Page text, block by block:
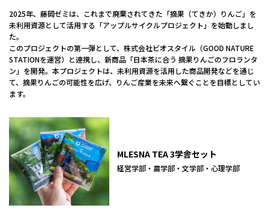
2025年、藤岡ゼミは、これまで廃棄されてきた「摘果（てきか）りんご」を
未利用資源として活用する「アップルサイクルプロジェクト」を始動しまし
た。
このプロジェクトの第一弾として、株式会社ビオスタイル（GOOD NATURE
STATIONを運営）と連携し、新商品「日本茶に合う 摘果りんごのフロランタ
ン」を開発。本プロジェクトは、未利用資源を活用した商品開発などを通じ
て、摘果りんごの可能性を広げ、りんご産業を未来へ繋ぐことを目標としてい
ます。
MLESNA TEA 3学舎セット
経営学部・農学部・文学部・心理学部